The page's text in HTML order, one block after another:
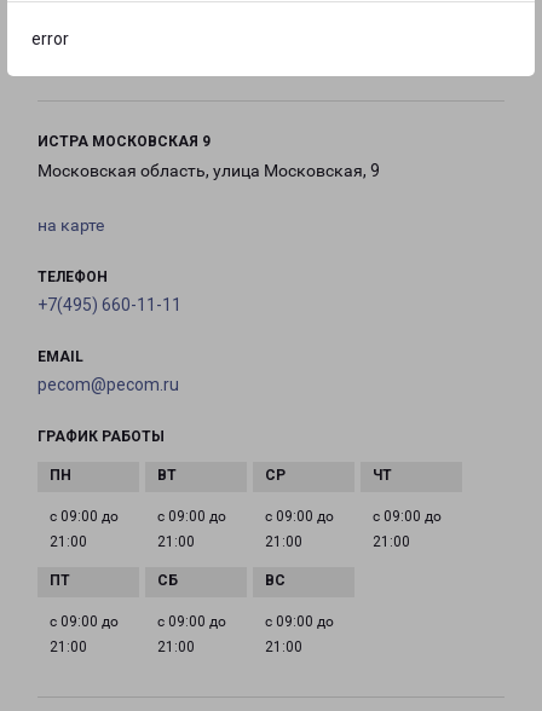
error
ИСТРА МОСКОВСКАЯ 9
Московская область, улица Московская, 9
на карте
ТЕЛЕФОН
+7(495) 660-11-11
EMAIL
pecom@pecom.ru
ГРАФИК РАБОТЫ
с 09:00 до
21:00
с 09:00 до
21:00
с 09:00 до
21:00
с 09:00 до
21:00
с 09:00 до
21:00
с 09:00 до
21:00
с 09:00 до
21:00